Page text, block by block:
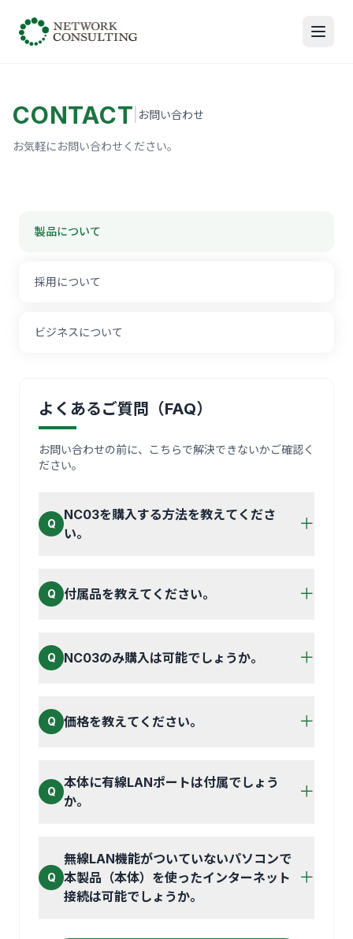
CONTACT お問い合わせ
お気軽にお問い合わせください。
製品について
採用について
ビジネスについて
よくあるご質問（FAQ）
お問い合わせの前に、こちらで解決できないかご確認く
ださい。
Q
NC03を購入する方法を教えてくださ
い。
＋
Q 付属品を教えてください。 ＋
Q NC03のみ購入は可能でしょうか。 ＋
Q 価格を教えてください。 ＋
Q
本体に有線LANポートは付属でしょう
か。
＋
Q
無線LAN機能がついていないパソコンで
本製品（本体）を使ったインターネット
接続は可能でしょうか。
＋